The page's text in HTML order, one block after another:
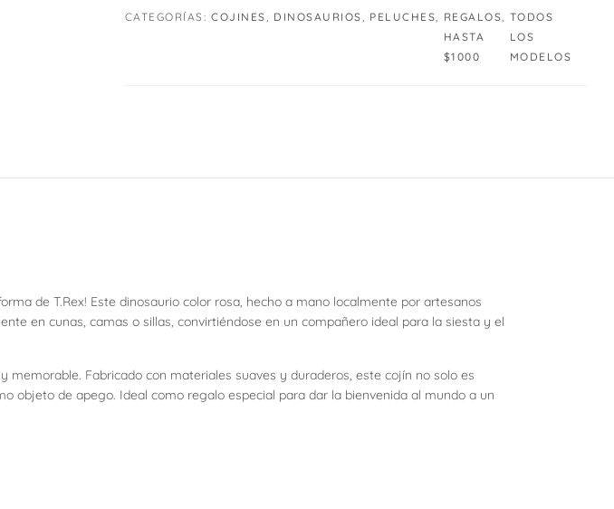
CATEGORÍAS: COJINES, DINOSAURIOS, PELUCHES, REGALOS
HASTA
$1000
, TODOS
LOS
MODELOS
de T.Rex! Este dinosaurio color rosa, hecho a mano localmente por artesanos
en cunas, camas o sillas, convirtiéndose en un compañero ideal para la siesta y el
Fabricado con materiales suaves y duraderos, este cojín no solo es
objeto de apego. Ideal como regalo especial para dar la bienvenida al mundo a un